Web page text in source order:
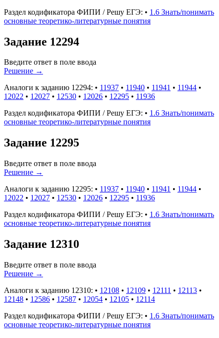
Раздел кодификатора ФИПИ / Решу ЕГЭ: • 1.6 Знать/понимать
основные теоретико-литературные понятия
Задание 12294
Введите ответ в поле ввода
Решение →
Аналоги к заданию 12294: • 11937 • 11940 • 11941 • 11944 •
12022 • 12027 • 12530 • 12026 • 12295 • 11936
Раздел кодификатора ФИПИ / Решу ЕГЭ: • 1.6 Знать/понимать
основные теоретико-литературные понятия
Задание 12295
Введите ответ в поле ввода
Решение →
Аналоги к заданию 12295: • 11937 • 11940 • 11941 • 11944 •
12022 • 12027 • 12530 • 12026 • 12295 • 11936
Раздел кодификатора ФИПИ / Решу ЕГЭ: • 1.6 Знать/понимать
основные теоретико-литературные понятия
Задание 12310
Введите ответ в поле ввода
Решение →
Аналоги к заданию 12310: • 12108 • 12109 • 12111 • 12113 •
12148 • 12586 • 12587 • 12054 • 12105 • 12114
Раздел кодификатора ФИПИ / Решу ЕГЭ: • 1.6 Знать/понимать
основные теоретико-литературные понятия